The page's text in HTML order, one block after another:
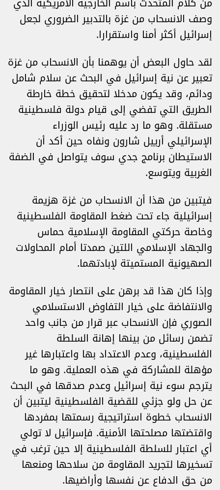
وصف الانسحاب من غزة بالتدبير الضروري لجعل
إسرائيل أكثر أمنا واستقرارا.
لقد حاول البعض أن يوهمنا بأن الانسحاب من غزة
تعبير عن نية إسرائيل في البحث عن سلام شامل
ودائم، وقد يكون مدخلا لتحقيق خطة خارطة
الطريق التي تفضي إلى قيام دولة فلسطينية
مستقلة. وهو ما رد عليه رئيس الوزراء
الإسرائيلي أرييل شارون ونفاه حين أكد أن
الاستيطان برنامج جدي سوف يتواصل في الضفة
الغربية ويتوسع.
فيتبين من هذا أن الانسحاب من غزة هزيمة
إسرائيلية جاء تحت ضغط المقاومة الفلسطينية
وخاصة حركتي المقاومة الإسلامية حماس
والجهاد الإسلامي اللتين صمدتا أمام المحاولات
الصهيونية المستميتة لإبادتهما.
وإذا كان هذا قد برهن على انتصار خيار المقاومة
والانتفاضة على خيار التفاوض الاستسلامي
الصوري فإن الانسحاب عبر قرار من جانب واحد
تضمن رسائل من بينها إهانة السلطة
الفلسطينية، وعدم الاعتداد بها واعتبارها غير
مؤهلة للمشاركة في هذه العملية. وهو ما
يترجم سوء نية إسرائيل وعدم صدقها في البحث
عن حل ولو جزئي للقضية الفلسطينية ليتبين أن
الانسحاب خطوة استراتيجية رسمتها بمفردها
واقتضتها مصلحتها الأمنية. فإسرائيل لا تولي
أي اعتبار للسلطة الفلسطينية إلا حين ترغب في
تسخيرها لتجريد المقاومة من سلاحها ومنعها
من حق الدفاع عن نفسها وأراضيها.